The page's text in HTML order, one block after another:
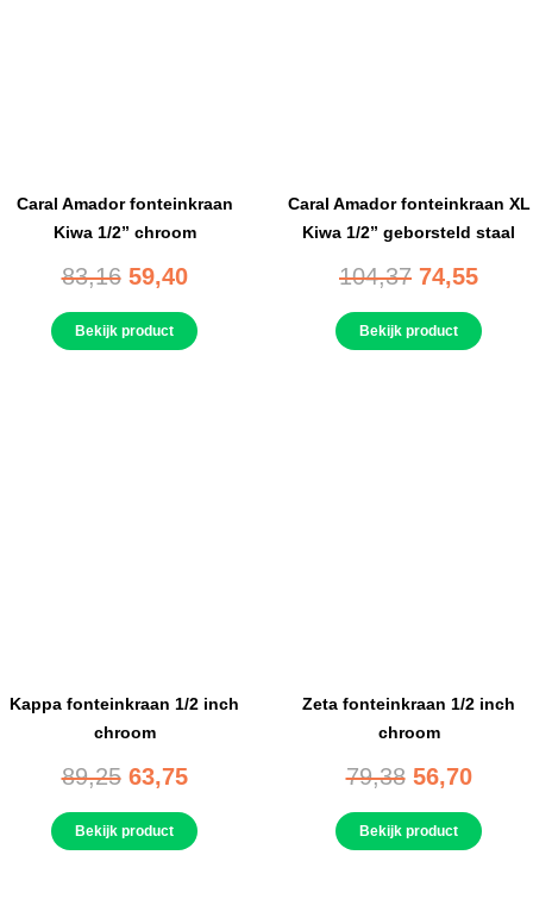
Caral Amador fonteinkraan
Kiwa 1/2” chroom
83,16 59,40
Bekijk product
Caral Amador fonteinkraan XL
Kiwa 1/2” geborsteld staal
104,37 74,55
Bekijk product
Kappa fonteinkraan 1/2 inch
chroom
89,25 63,75
Bekijk product
Zeta fonteinkraan 1/2 inch
chroom
79,38 56,70
Bekijk product